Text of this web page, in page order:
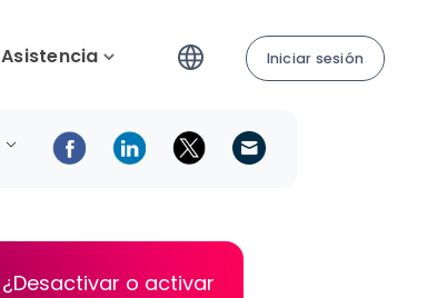
Asistencia Iniciar sesión
¿Desactivar o activar